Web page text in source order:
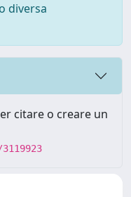
diversa
citare o creare un